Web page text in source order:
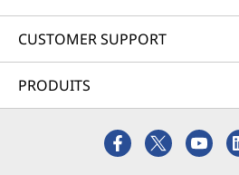
CUSTOMER SUPPORT
PRODUITS